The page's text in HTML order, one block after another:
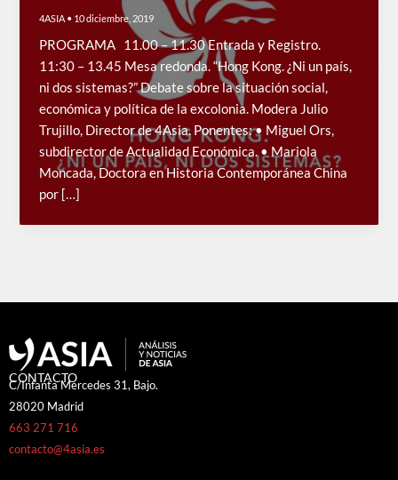
4ASIA • 10 diciembre, 2019
PROGRAMA 11.00 – 11.30 Entrada y Registro.
11:30 – 13.45 Mesa redonda. “Hong Kong. ¿Ni un país,
ni dos sistemas?” Debate sobre la situación social,
económica y política de la excolonia. Modera Julio
Trujillo, Director de 4Asia. Ponentes: • Miguel Ors,
subdirector de Actualidad Económica. • Mariola
Moncada, Doctora en Historia Contemporánea China
por […]
CONTACTO
C/Infanta Mercedes 31, Bajo.
28020 Madrid
663 271 716
contacto@4asia.es